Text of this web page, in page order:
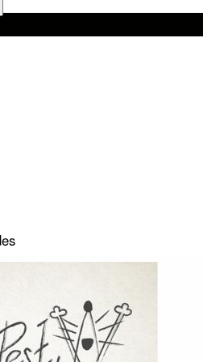
Gilje P, Fagman E, Berge A.